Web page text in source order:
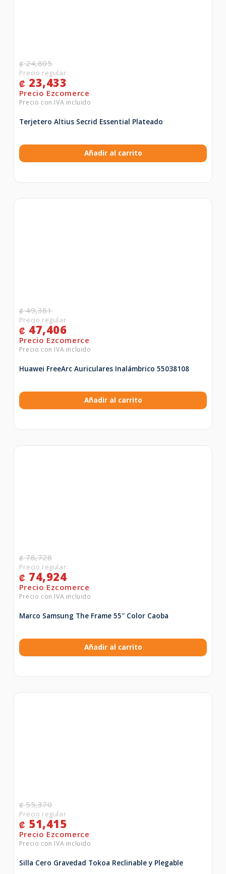
₡24,805
₡ 23,433
Terjetero Altius Secrid Essential Plateado
Añadir al carrito
₡49,381
₡ 47,406
Huawei FreeArc Auriculares Inalámbrico 55038108
Añadir al carrito
₡78,728
₡ 74,924
Marco Samsung The Frame 55″ Color Caoba
Añadir al carrito
₡55,370
₡ 51,415
Silla Cero Gravedad Tokoa Reclinable y Plegable